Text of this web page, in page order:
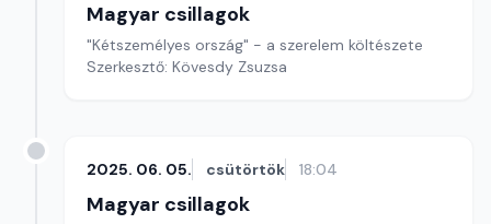
Magyar csillagok
"Kétszemélyes ország" - a szerelem költészete
Szerkesztő: Kövesdy Zsuzsa
2025. 06. 05. csütörtök 18:04
Magyar csillagok